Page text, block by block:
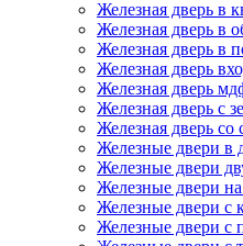
Железная дверь в
Железная дверь в
Железная дверь в
Железная дверь
Железная дверь
Железная дверь с
Железная дверь со
Железные двери в
Железные двери
Железные двери
Железные двери с
Железные двери